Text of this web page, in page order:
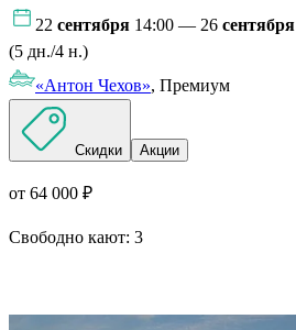
22 сентября 14:00 — 26 сентября
(5 дн./4 н.)
«Антон Чехов», Премиум
Скидки Акции
от 64 000 ₽
Свободно кают: 3